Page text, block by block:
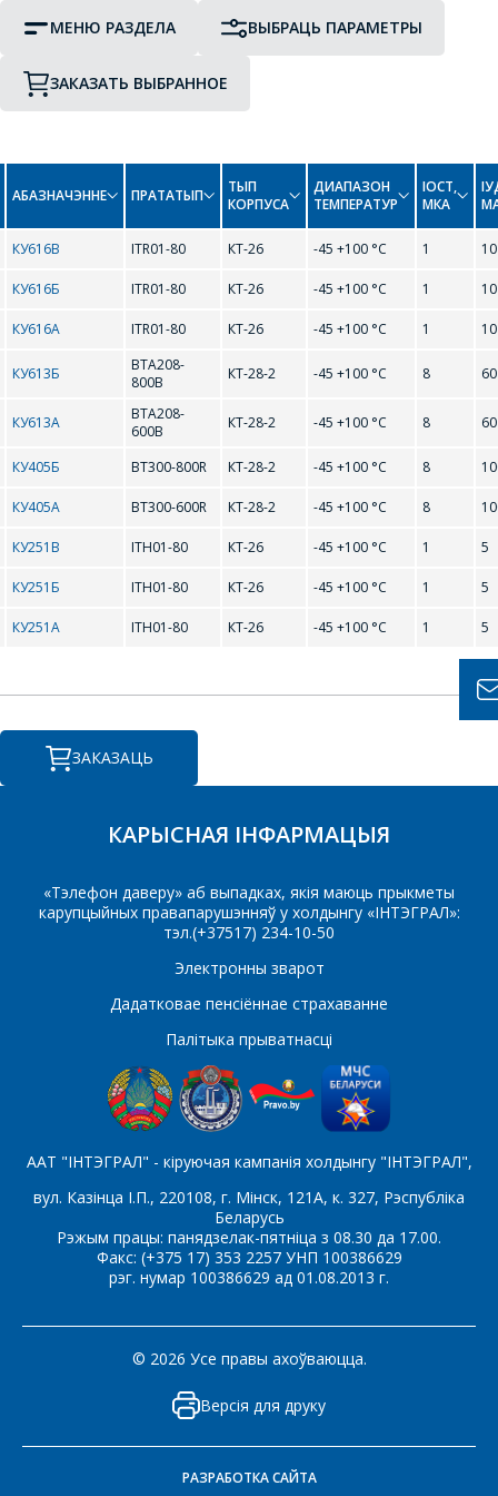
МЕНЮ РАЗДЕЛА
Тиристоры
Триаки
ВЫБРАЦЬ ПАРАМЕТРЫ
B
BTA208-600B
I
ЗАКАЗАТЬ ВЫБРАННОЕ
ПРОДОЛЖИТЬ ПОКУПКИ
АБАЗНАЧЭННЕ ПРАТАТЫП
ТЫП
КОРПУСА
ДИАПАЗОН
ТЕМПЕРАТУР
IОСТ,
МКА
КУ616В ITR01-80 КТ-26 -45 +100 °С 1 10
КУ616Б ITR01-80 КТ-26 -45 +100 °С 1 10
КУ616А ITR01-80 КТ-26 -45 +100 °С 1 10
КУ613Б
BTA208-
800B
КТ-28-2 -45 +100 °С 8 60
КУ613А
BTA208-
600B
КТ-28-2 -45 +100 °С 8 60
КУ405Б BT300-800R КТ-28-2 -45 +100 °С 8
КУ405А BT300-600R КТ-28-2 -45 +100 °С 8
КУ251В ITH01-80 КТ-26 -45 +100 °С 1 5
КУ251Б ITH01-80 КТ-26 -45 +100 °С 1 5
КУ251А ITH01-80 КТ-26 -45 +100 °С 1 5
ЗАКАЗАЦЬ
КАРЫСНАЯ ІНФАРМАЦЫЯ
«Тэлефон даверу» аб выпадках, якія маюць прыкметы
карупцыйных правапарушэнняў у холдынгу «ІНТЭГРАЛ»:
тэл.(+37517) 234-10-50
Электронны зварот
Дадатковае пенсіённае страхаванне
Палітыка прыватнасці
ААТ "ІНТЭГРАЛ" - кіруючая кампанія холдынгу "ІНТЭГРАЛ",
вул. Казінца І.П., 220108, г. Мінск, 121А, к. 327, Рэспубліка
Беларусь
Рэжым працы: панядзелак-пятніца з 08.30 да 17.00.
Факс: (+375 17) 353 2257 УНП 100386629
рэг. нумар 100386629 ад 01.08.2013 г.
© 2026 Усе правы ахоўваюцца.
Версія для друку
РАЗРАБОТКА САЙТА
МЕНЕДЖЭРЫ
КАМПАНІІ З
РАДАСЦЮ
АДКАЖУЦЬ НА
ВАШЫ ПЫТАННІ,
РАЗЛІЧАЦЬ
ІНДЫВІДУАЛЬНАЕ
КАМЕРЦЫЙНАЕ
E-mail
Паведамленне
*- обязательные поля
СОХРАНИТЬ